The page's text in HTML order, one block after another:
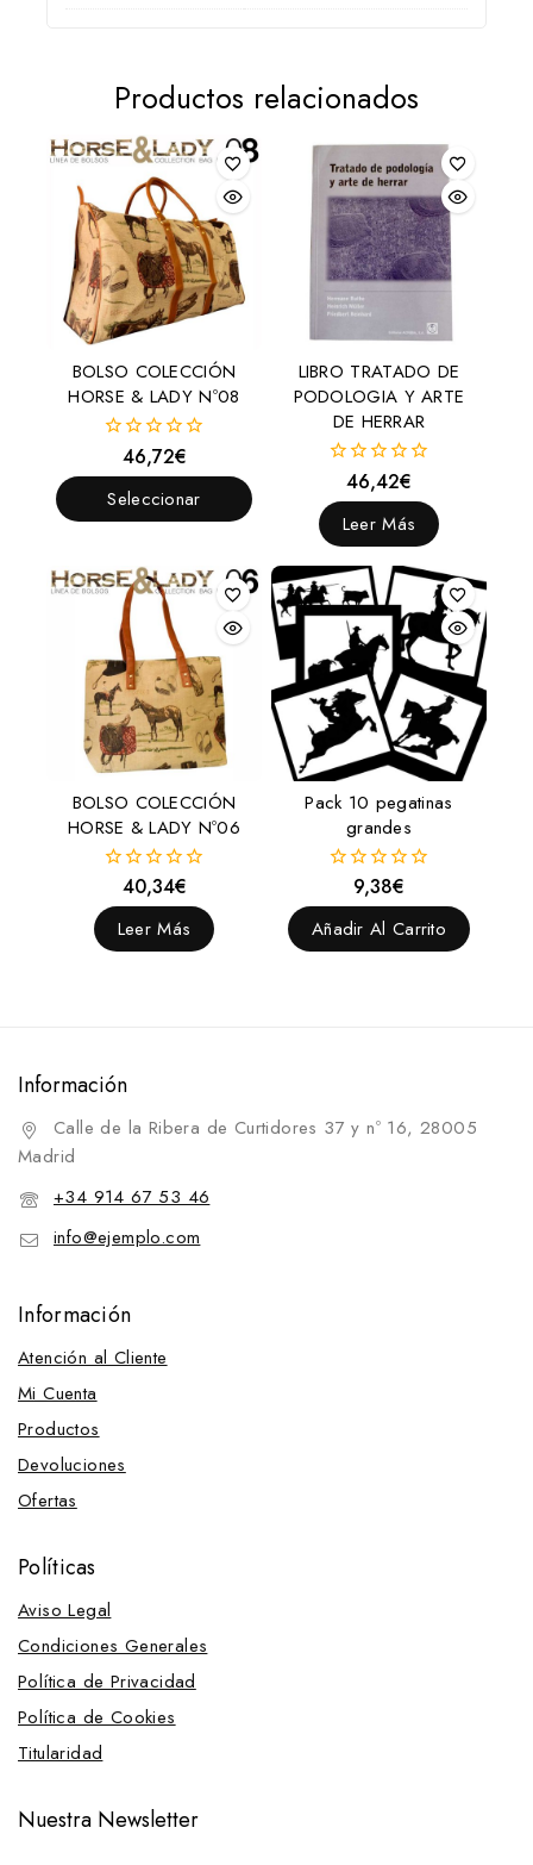
Productos relacionados
BOLSO COLECCIÓN
HORSE & LADY Nº08
fuera
de
5
46,72€
Seleccionar
LIBRO TRATADO DE
PODOLOGIA Y ARTE
DE HERRAR
fuera
de
46,42€
Leer Más
BOLSO COLECCIÓN
HORSE & LADY Nº06
fuera
de
5
40,34€
Leer Más
Pack 10 pegatinas
grandes
fuera
de
9,38€
Añadir Al Carrito
Información
Calle de la Ribera de Curtidores 37 y nº 16, 28005
Madrid
+34 914 67 53 46
info@ejemplo.com
Información
Atención al Cliente
Mi Cuenta
Productos
Devoluciones
Ofertas
Políticas
Aviso Legal
Condiciones Generales
Política de Privacidad
Política de Cookies
Titularidad
Nuestra Newsletter